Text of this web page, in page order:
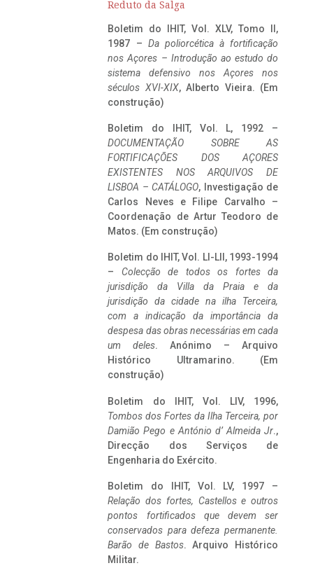
Reduto da Salga
Boletim do IHIT, Vol. XLV, Tomo II,
1987 – Da poliorcética à fortificação
nos Açores – Introdução ao estudo do
sistema defensivo nos Açores nos
séculos XVI-XIX, Alberto Vieira. (Em
construção)
Boletim do IHIT, Vol. L, 1992 –
DOCUMENTAÇÃO SOBRE AS
FORTIFICAÇÕES DOS AÇORES
EXISTENTES NOS ARQUIVOS DE
LISBOA – CATÁLOGO, Investigação de
Carlos Neves e Filipe Carvalho –
Coordenação de Artur Teodoro de
Matos. (Em construção)
Boletim do IHIT, Vol. LI-LII, 1993-1994
– Colecção de todos os fortes da
jurisdição da Villa da Praia e da
jurisdição da cidade na ilha Terceira,
com a indicação da importância da
despesa das obras necessárias em cada
um deles. Anónimo – Arquivo
Histórico Ultramarino. (Em
construção)
Boletim do IHIT, Vol. LIV, 1996,
Tombos dos Fortes da Ilha Terceira, por
Damião Pego e António d’ Almeida Jr.,
Direcção dos Serviços de
Engenharia do Exército.
Boletim do IHIT, Vol. LV, 1997 –
Relação dos fortes, Castellos e outros
pontos fortificados que devem ser
conservados para defeza permanente.
Barão de Bastos. Arquivo Histórico
Militar.